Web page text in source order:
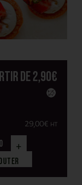
de2,90€
29,00€ HT
+